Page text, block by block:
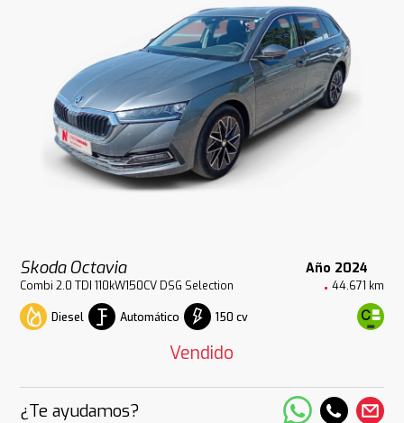
Skoda Octavia Año 2024
Combi 2.0 TDI 110kW150CV DSG Selection 44.671 km
Diesel Automático 150 cv
Vendido
¿Te ayudamos?